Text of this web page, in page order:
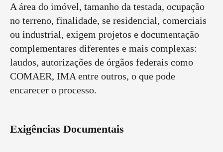
A área do imóvel, tamanho da testada, ocupação
no terreno, finalidade, se residencial, comerciais
ou industrial, exigem projetos e documentação
complementares diferentes e mais complexas:
laudos, autorizações de órgãos federais como
COMAER, IMA entre outros, o que pode
encarecer o processo.
Exigências Documentais